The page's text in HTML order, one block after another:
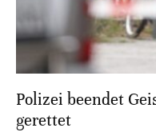
Polizei beendet
gerettet